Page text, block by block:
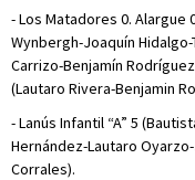
- Los Matadores 0. Alargue
Wynbergh-Joaquín Hidalgo-
Carrizo-Benjamín
(Lautaro Rivera-Benjamin
- Lanús Infantil “A” 5
Hernández-Lautaro
Corrales).